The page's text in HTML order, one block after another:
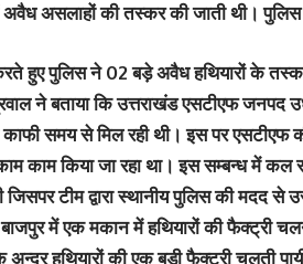
असलाहों की तस्कर की जाती थी। पुलिस ने
हुए पुलिस ने 02 बड़े अवैध हथियारों के
ने बताया कि उत्तराखंड एसटीएफ जनपद
समय से मिल रही थी। इस पर एसटीएफ
काम किया जा रहा था। इस सम्बन्ध में कल
टीम द्वारा स्थानीय पुलिस की मदद
में एक मकान में हथियारों की फैक्ट्री
हथियारों की एक बड़ी फैक्ट्री चलती